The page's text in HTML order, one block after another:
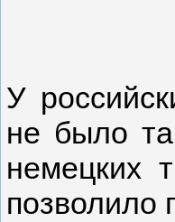
У
не было
немецких
позволило